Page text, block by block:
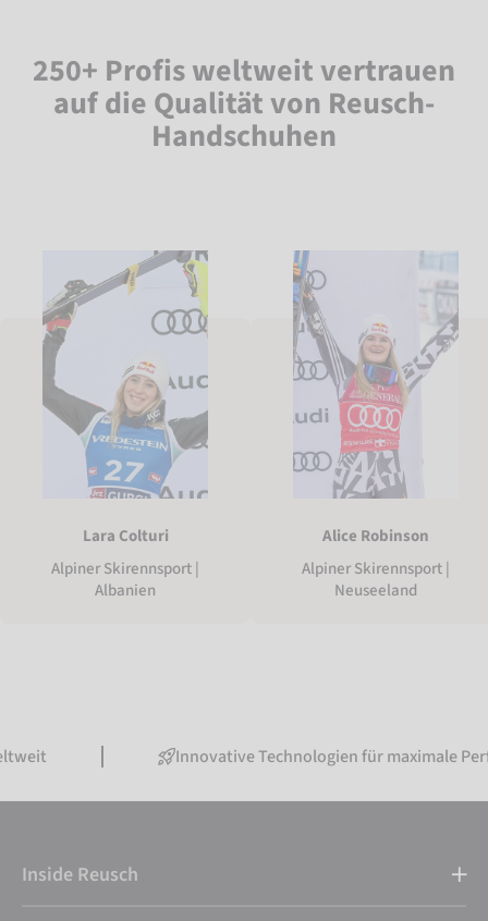
250+ Profis weltweit vertrauen
auf die Qualität von Reusch-
Handschuhen
Lara Colturi
Alpiner Skirennsport |
Albanien
Alice Robinson
Alpiner Skirennsport |
Neuseeland
Innovative Technologien für maximale Performance
Inside Reusch